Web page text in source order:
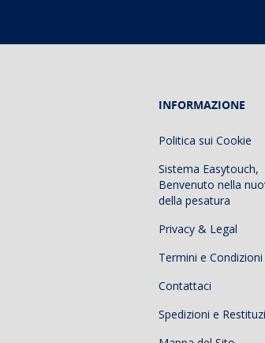
INFORMAZIONE
Politica sui Cookie
Sistema Easytouch,
Benvenuto nella
della pesatura
Privacy & Legal
Termini e Condizioni
Contattaci
Spedizioni e